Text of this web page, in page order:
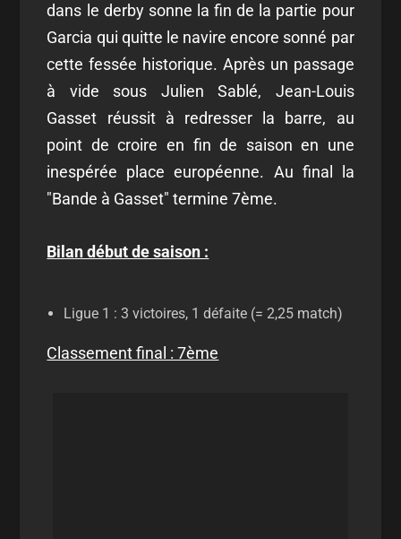
dans le derby sonne la fin de la partie pour
Garcia qui quitte le navire encore sonné par
cette fessée historique. Après un passage
à vide sous Julien Sablé, Jean-Louis
Gasset réussit à redresser la barre, au
point de croire en fin de saison en une
inespérée place européenne. Au final la
"Bande à Gasset" termine 7ème.
Bilan début de saison :
Ligue 1 : 3 victoires, 1 défaite (= 2,25 match)
Classement final : 7ème